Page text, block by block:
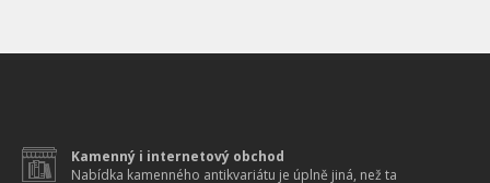
Kamenný i internetový obchod
Nabídka kamenného antikvariátu je úplně jiná, než ta